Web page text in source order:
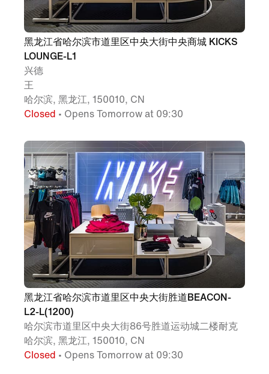
黑龙江省哈尔滨市道里区中央大街中央商城 KICKS
LOUNGE-L1
兴德
王
哈尔滨, 黑龙江, 150010, CN
Closed • Opens Tomorrow at 09:30
黑龙江省哈尔滨市道里区中央大街胜道BEACON-
L2-L(1200)
哈尔滨市道里区中央大街86号胜道运动城二楼耐克
哈尔滨, 黑龙江, 150010, CN
Closed • Opens Tomorrow at 09:30